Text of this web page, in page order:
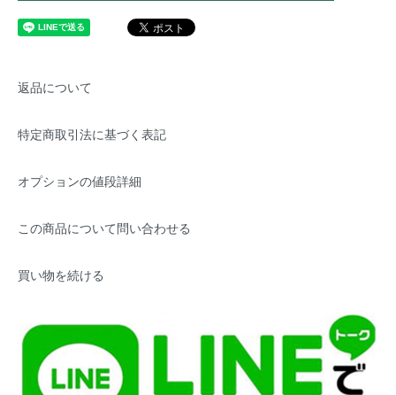
返品について
特定商取引法に基づく表記
オプションの値段詳細
この商品について問い合わせる
買い物を続ける